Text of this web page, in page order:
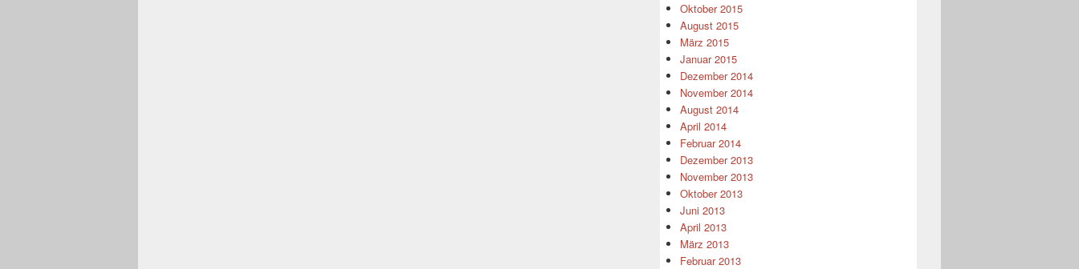
Oktober 2015
August 2015
März 2015
Januar 2015
Dezember 2014
November 2014
August 2014
April 2014
Februar 2014
Dezember 2013
November 2013
Oktober 2013
Juni 2013
April 2013
März 2013
Februar 2013